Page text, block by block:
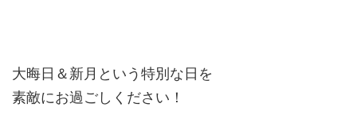
大晦日＆新月という特別な日を
素敵にお過ごしください！